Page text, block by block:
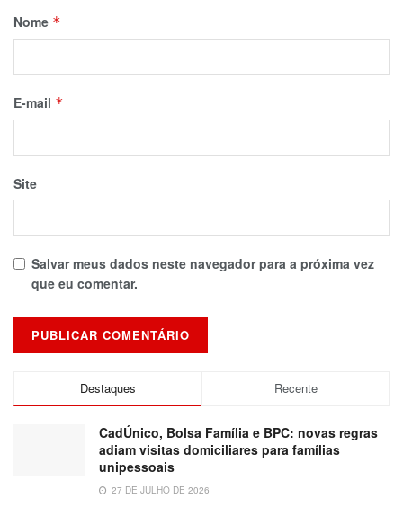
Nome *
E-mail *
Site
Salvar meus dados neste navegador para a próxima vez
que eu comentar.
Destaques Recente
CadÚnico, Bolsa Família e BPC: novas regras
adiam visitas domiciliares para famílias
unipessoais
27 DE JULHO DE 2026